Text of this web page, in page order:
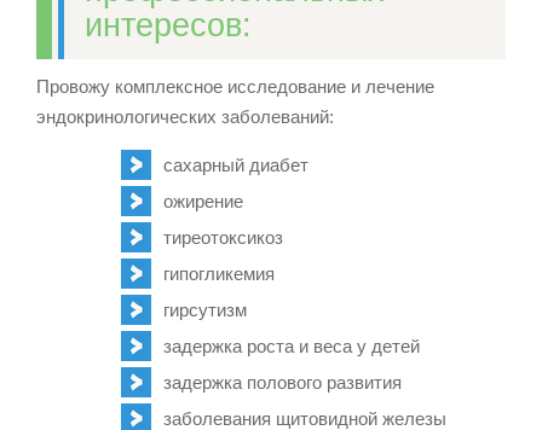
интересов:
Провожу комплексное исследование и лечение
эндокринологических заболеваний:
сахарный диабет
ожирение
тиреотоксикоз
гипогликемия
гирсутизм
задержка роста и веса у детей
задержка полового развития
заболевания щитовидной железы